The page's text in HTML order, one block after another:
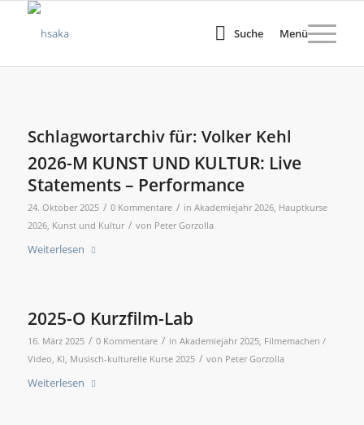
Suche Menü
Schlagwortarchiv für: Volker Kehl
2026-M KUNST UND KULTUR: Live
Statements – Performance
24. Oktober 2025 / 0 Kommentare / in Akademiejahr 2026, Hauptkurse
2026, Kunst und Kultur / von Peter Gorzolla
Weiterlesen
2025-O Kurzfilm-Lab
16. März 2025 / 0 Kommentare / in Akademiejahr 2025, Filmemachen /
Video, KI, Musisch-kulturelle Kurse 2025 / von Peter Gorzolla
Weiterlesen